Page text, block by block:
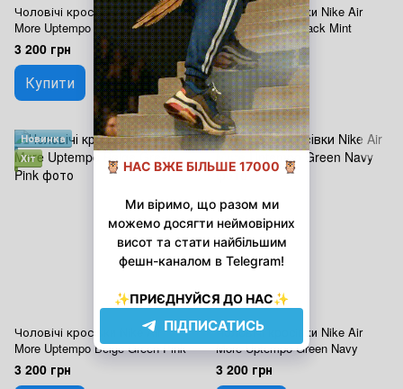
Чоловічі кросівки Nike Air
More Uptempo Brown Beige
3 200 грн
Купити
Чоловічі кросівки Nike Air
More Uptempo Black Mint
3 200 грн
Купити
Новинка
Хіт
Чоловічі кросівки Nike Air
More Uptempo Beige Green Pink
3 200 грн
Новинка
Хіт
Чоловічі кросівки Nike Air
More Uptempo Green Navy
3 200 грн